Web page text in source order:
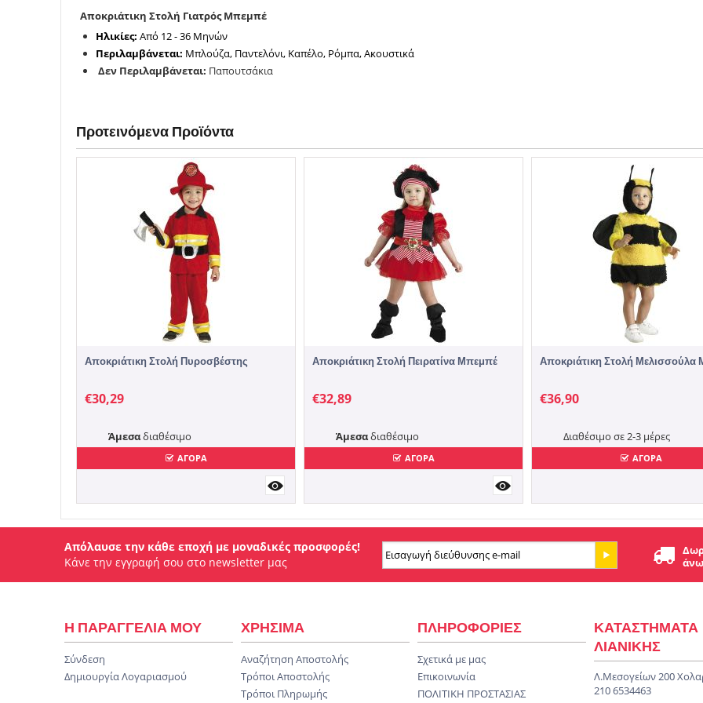
Αποκριάτικη Στολή Γιατρός Μπεμπέ
Ηλικίες: Από 12 - 36 Μηνών
Περιλαμβάνεται: Μπλούζα, Παντελόνι, Καπέλο, Ρόμπα, Ακουστικά
Δεν Περιλαμβάνεται: Παπουτσάκια
Προτεινόμενα Προϊόντα
Αποκριάτικη Στολή Πυροσβέστης
€30,29
Άμεσαδιαθέσιμο
ΑΓΟΡΑ
Αποκριάτικη Στολή Πειρατίνα Μπεμπέ
€32,89
Άμεσαδιαθέσιμο
ΑΓΟΡΑ
Αποκριάτικη Στολή Μελισσούλα
€36,90
Διαθέσιμο σε 2-3 μέρες
ΑΓΟΡΑ
Απόλαυσε την κάθε εποχή με μοναδικές προσφορές!
Κάνε την εγγραφή σου στο newsletter μας
Η ΠΑΡΑΓΓΕΛΙΑ ΜΟΥ
Σύνδεση
Δημιουργία Λογαριασμού
ΧΡΗΣΙΜΑ
Αναζήτηση Αποστολής
Τρόποι Αποστολής
Τρόποι Πληρωμής
ΠΛΗΡΟΦΟΡΙΕΣ
Σχετικά με μας
Επικοινωνία
ΠΟΛΙΤΙΚΗ ΠΡΟΣΤΑΣΙΑΣ
ΚΑΤΑΣΤΗΜΑΤΑ
ΛΙΑΝΙΚΗΣ
Λ.Μεσογείων 200
210 6534463